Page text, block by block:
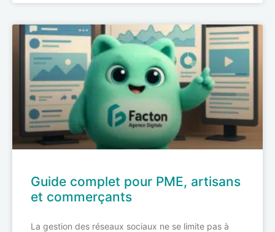
Guide complet pour PME, artisans
et commerçants
La gestion des réseaux sociaux ne se limite pas à